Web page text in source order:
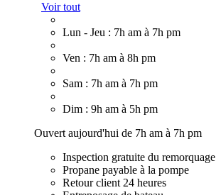
Voir tout
Lun - Jeu : 7h am à 7h pm
Ven : 7h am à 8h pm
Sam : 7h am à 7h pm
Dim : 9h am à 5h pm
Ouvert aujourd'hui de 7h am à 7h pm
Inspection gratuite du remorquage
Propane payable à la pompe
Retour client 24 heures